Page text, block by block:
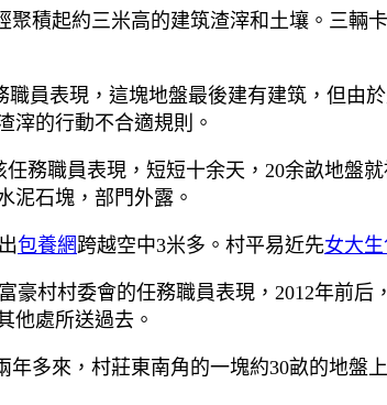
積起約三米高的建筑渣滓和土壤。三輛
員表現，這塊地盤最後建有建筑，但由
滓的行動不合適規則。
務職員表現，短短十余天，20余畝地盤
泥石塊，部門外露。
包養網跨越空中3米多。村平易近先女大
豪村村委會的任務職員表現，2012年前后
他處所送過去。
年多來，村莊東南角的一塊約30畝的地盤